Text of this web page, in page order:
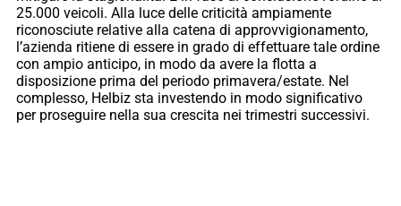
25.000 veicoli. Alla luce delle criticità ampiamente
riconosciute relative alla catena di approvvigionamento,
l’azienda ritiene di essere in grado di effettuare tale ordine
con ampio anticipo, in modo da avere la flotta a
disposizione prima del periodo primavera/estate. Nel
complesso, Helbiz sta investendo in modo significativo
per proseguire nella sua crescita nei trimestri successivi.